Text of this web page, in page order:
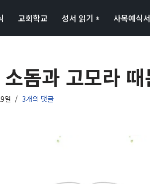
교회학교 성서 읽기 사목예식서
돔과 고모라
일 3개의 댓글